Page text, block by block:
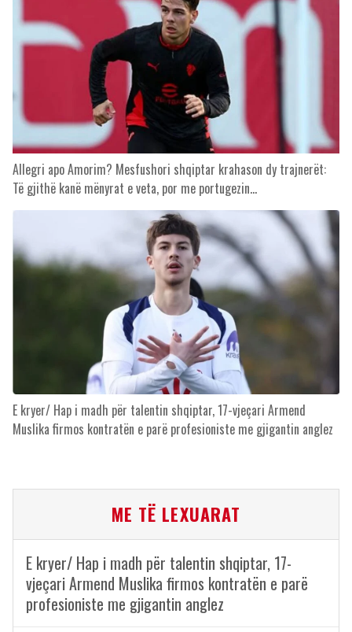
Allegri apo Amorim? Mesfushori shqiptar krahason dy trajnerët:
Të gjithë kanë mënyrat e veta, por me portugezin…
E kryer/ Hap i madh për talentin shqiptar, 17-vjeçari Armend
Muslika firmos kontratën e parë profesioniste me gjigantin anglez
ME TË LEXUARAT
E kryer/ Hap i madh për talentin shqiptar, 17-
vjeçari Armend Muslika firmos kontratën e parë
profesioniste me gjigantin anglez